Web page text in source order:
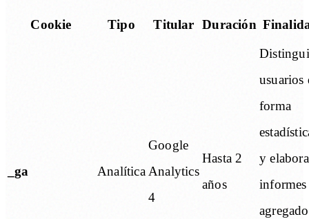
Cookie Tipo Titular Duración
_ga Analítica
Google
Analytics
4
Hasta 2
años
usuarios
forma
y
informes